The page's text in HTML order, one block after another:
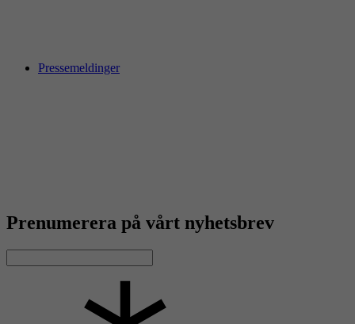
Pressemeldinger
Prenumerera på vårt nyhetsbrev